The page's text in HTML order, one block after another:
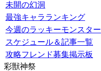
未開の幻洞
最強キャラランキング
今週のラッキーモンスター
スケジュール＆記事一覧
攻略フレンド募集掲示板
彩獣神祭